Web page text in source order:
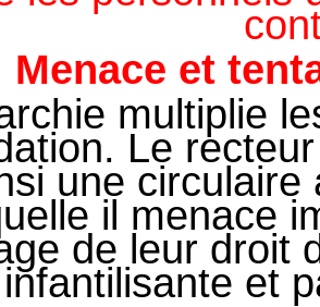
Menace et
multiplie
Le
une circulaire
il menace
de leur droit
et